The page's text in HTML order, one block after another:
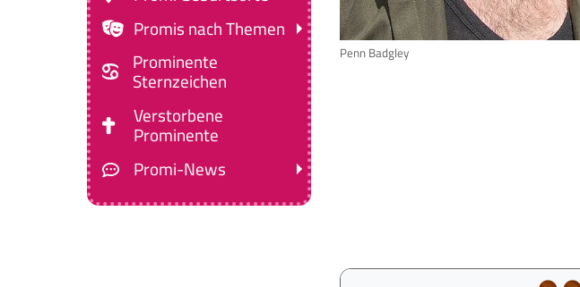
Promis nach Themen
Prominente
Sternzeichen
Verstorbene
Prominente
Promi-News
Penn Badgley